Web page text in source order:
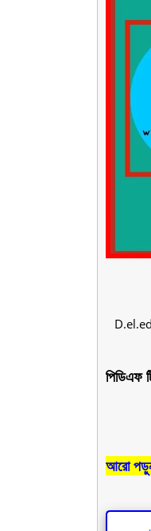
D.el.ed,
পিডিএফ
আরো